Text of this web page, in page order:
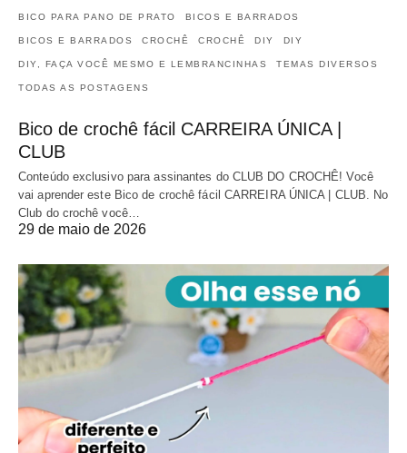
BICO PARA PANO DE PRATO BICOS E BARRADOS
BICOS E BARRADOS CROCHÊ CROCHÊ DIY DIY
DIY, FAÇA VOCÊ MESMO E LEMBRANCINHAS TEMAS DIVERSOS
TODAS AS POSTAGENS
Bico de crochê fácil CARREIRA ÚNICA |
CLUB
Conteúdo exclusivo para assinantes do CLUB DO CROCHÊ! Você
vai aprender este Bico de crochê fácil CARREIRA ÚNICA | CLUB. No
Club do crochê você…
29 de maio de 2026